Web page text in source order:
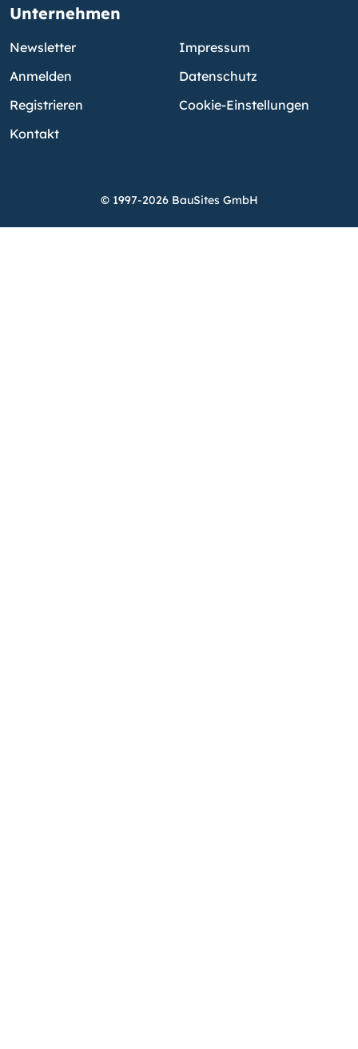
Unternehmen
Newsletter
Anmelden
Registrieren
Kontakt
Impressum
Datenschutz
Cookie-Einstellungen
© 1997-2026 BauSites GmbH